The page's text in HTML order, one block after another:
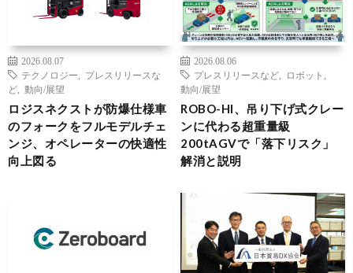
2026.08.07
テクノロジー
プレスリリースな
ど
動向/展望
ロジスネクストが防爆仕様車
のフォークをフルモデルチェ
ンジ、オペレーターの快適性
向上図る
2026.08.06
プレスリリースなど
ロボット
動向/展望
ROBO-HI、吊り下げ式クレー
ンに代わる超重量級
200tAGVで「落下リスク」
解消と説明